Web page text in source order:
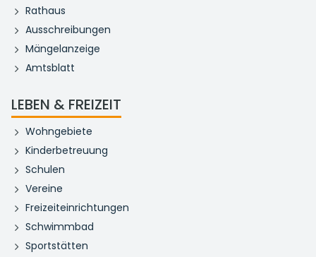
Rathaus
Ausschreibungen
Mängelanzeige
Amtsblatt
LEBEN & FREIZEIT
Wohngebiete
Kinderbetreuung
Schulen
Vereine
Freizeiteinrichtungen
Schwimmbad
Sportstätten